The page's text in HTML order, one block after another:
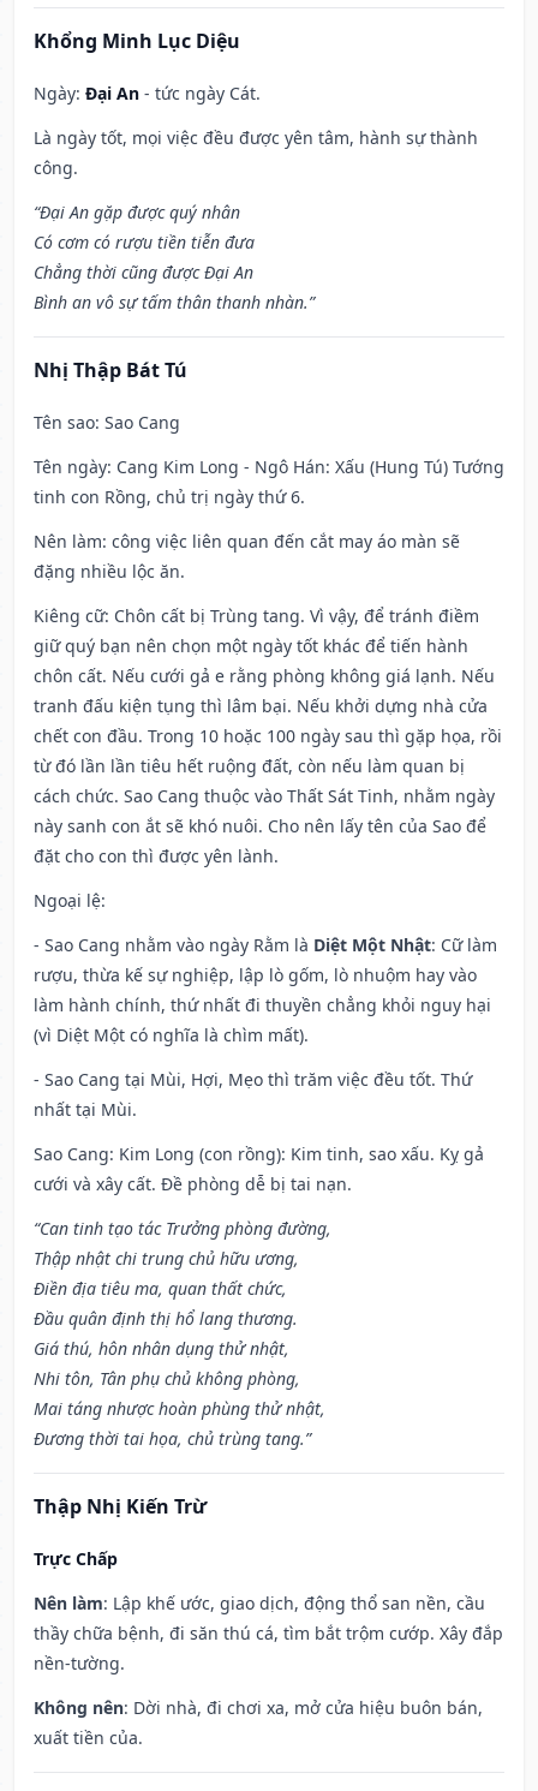
Khổng Minh Lục Diệu
Ngày: Đại An - tức ngày Cát.
Là ngày tốt, mọi việc đều được yên tâm, hành sự thành
công.
“Đại An gặp được quý nhân
Có cơm có rượu tiền tiễn đưa
Chẳng thời cũng được Đại An
Bình an vô sự tấm thân thanh nhàn.”
Nhị Thập Bát Tú
Tên sao: Sao Cang
Tên ngày: Cang Kim Long - Ngô Hán: Xấu (Hung Tú) Tướng
tinh con Rồng, chủ trị ngày thứ 6.
Nên làm: công việc liên quan đến cắt may áo màn sẽ
đặng nhiều lộc ăn.
Kiêng cữ: Chôn cất bị Trùng tang. Vì vậy, để tránh điềm
giữ quý bạn nên chọn một ngày tốt khác để tiến hành
chôn cất. Nếu cưới gả e rằng phòng không giá lạnh. Nếu
tranh đấu kiện tụng thì lâm bại. Nếu khởi dựng nhà cửa
chết con đầu. Trong 10 hoặc 100 ngày sau thì gặp họa, rồi
từ đó lần lần tiêu hết ruộng đất, còn nếu làm quan bị
cách chức. Sao Cang thuộc vào Thất Sát Tinh, nhằm ngày
này sanh con ắt sẽ khó nuôi. Cho nên lấy tên của Sao để
đặt cho con thì được yên lành.
Ngoại lệ:
- Sao Cang nhằm vào ngày Rằm là Diệt Một Nhật: Cữ làm
rượu, thừa kế sự nghiệp, lập lò gốm, lò nhuộm hay vào
làm hành chính, thứ nhất đi thuyền chẳng khỏi nguy hại
(vì Diệt Một có nghĩa là chìm mất).
- Sao Cang tại Mùi, Hợi, Mẹo thì trăm việc đều tốt. Thứ
nhất tại Mùi.
Sao Cang: Kim Long (con rồng): Kim tinh, sao xấu. Kỵ gả
cưới và xây cất. Đề phòng dễ bị tai nạn.
“Can tinh tạo tác Trưởng phòng đường,
Thập nhật chi trung chủ hữu ương,
Điền địa tiêu ma, quan thất chức,
Đầu quân định thị hổ lang thương.
Giá thú, hôn nhân dụng thử nhật,
Nhi tôn, Tân phụ chủ không phòng,
Mai táng nhược hoàn phùng thử nhật,
Đương thời tai họa, chủ trùng tang.”
Thập Nhị Kiến Trừ
Trực Chấp
Nên làm: Lập khế ước, giao dịch, động thổ san nền, cầu
thầy chữa bệnh, đi săn thú cá, tìm bắt trộm cướp. Xây đắp
nền-tường.
Không nên: Dời nhà, đi chơi xa, mở cửa hiệu buôn bán,
xuất tiền của.